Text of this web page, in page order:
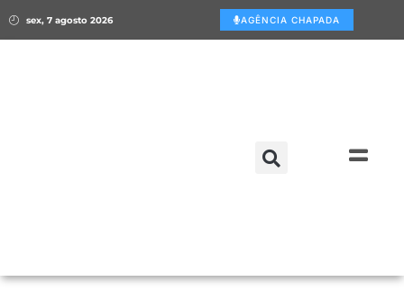
sex, 7 agosto 2026 AGÊNCIA CHAPADA